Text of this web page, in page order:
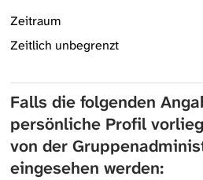
Zeitraum
Zeitlich unbegrenzt
Falls die folgenden
persönliche Profil
von der
eingesehen werden: